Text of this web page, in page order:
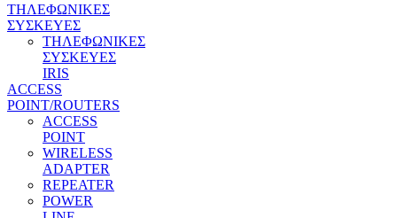
ΤΗΛΕΦΩΝΙΚΕΣ
ΣΥΣΚΕΥΕΣ
ΤΗΛΕΦΩΝΙΚΕΣ
ΣΥΣΚΕΥΕΣ
IRIS
ACCESS
POINT/ROUTERS
ACCESS
POINT
WIRELESS
ADAPTER
REPEATER
POWER